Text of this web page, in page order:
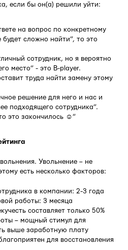
если бы он(а) решили уйти:
на вопрос по конкретному
будет сложно найти”, то это
сотрудник, но я вероятно
место” - это B-player.
труда найти замену этому
решение для него и нас и
подходящего сотрудника”.
это закончилось ☺”
Увольнение – не
есть несколько факторов:
в компании: 2-3 года
работы: 3 месяца
составляет только 50%
– мощный стимул для
выше заработную плату
для восстановления